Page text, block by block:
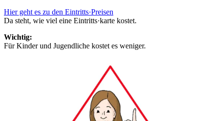
Hier geht es zu den Eintritts·Preisen
Da steht, wie viel eine Eintritts·karte kostet.
Wichtig:
Für Kinder und Jugendliche kostet es weniger.